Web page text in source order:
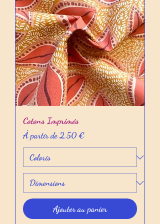
Cotons Imprimés
À partir de2,50 €
Prix promotionnel
Ajouter au panier